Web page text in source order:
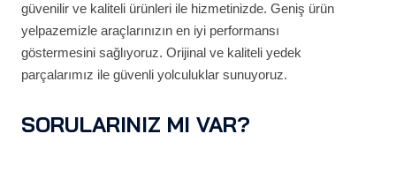
güvenilir ve kaliteli ürünleri ile hizmetinizde. Geniş ürün
yelpazemizle araçlarınızın en iyi performansı
göstermesini sağlıyoruz. Orijinal ve kaliteli yedek
parçalarımız ile güvenli yolculuklar sunuyoruz.
SORULARINIZ MI VAR?